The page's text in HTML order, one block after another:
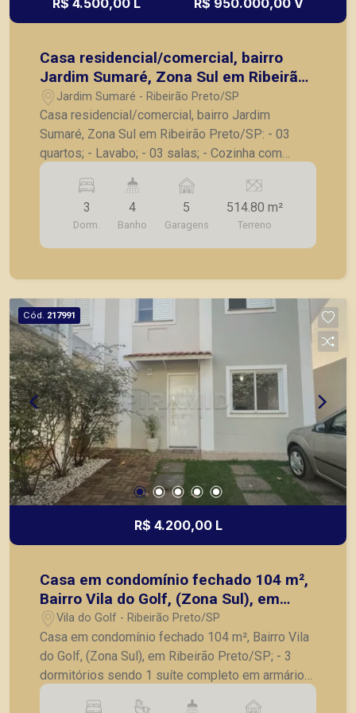
R$ 4.500,00 L R$ 950.000,00 V
Casa residencial/comercial, bairro
Jardim Sumaré, Zona Sul em Ribeirão
Preto/SP:
Jardim Sumaré - Ribeirão Preto/SP
Casa residencial/comercial, bairro Jardim
Sumaré, Zona Sul em Ribeirão Preto/SP: - 03
quartos; - Lavabo; - 03 salas; - Cozinha com
gabinete; - Lavanderia; - Banheiro de serviço; -
Varanda e amplo quintal; - 05 vagas de garagem.
A Piramid tem como objetivo atender seus
clientes com agilidade e segurança, em locação,
vendas de imóveis prontos, usados ou mesmo
3
Dorm.
4
Banho
5
Garagens
514.80 m²
Terreno
Cód. 217991
R$ 4.200,00 L
Casa em condomínio fechado 104 m²,
Bairro Vila do Golf, (Zona Sul), em
Ribeirão Preto/SP;
Vila do Golf - Ribeirão Preto/SP
Casa em condomínio fechado 104 m², Bairro Vila
do Golf, (Zona Sul), em Ribeirão Preto/SP; - 3
dormitórios sendo 1 suíte completo em armários;
- Lavabo; - Banheiro social; - Sala para 2